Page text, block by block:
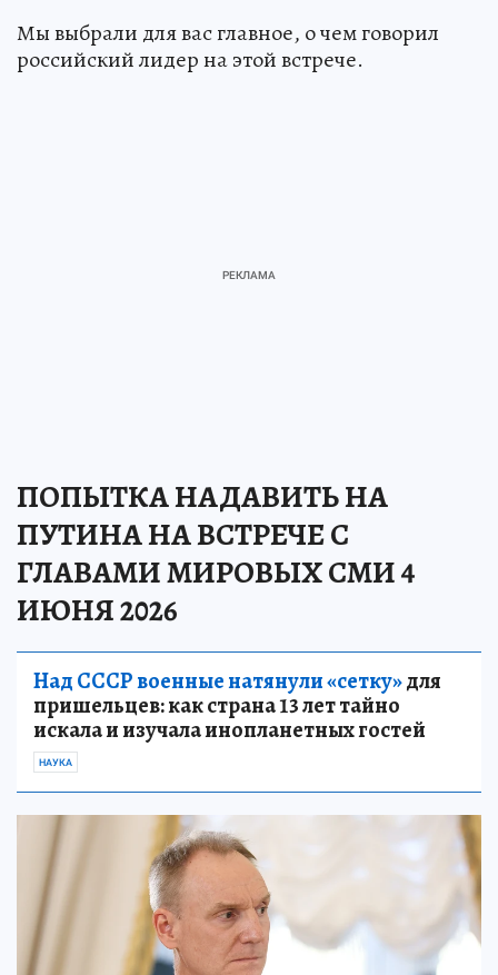
Мы выбрали для вас главное, о чем говорил
российский лидер на этой встрече.
ПОПЫТКА НАДАВИТЬ НА
ПУТИНА НА ВСТРЕЧЕ С
ГЛАВАМИ МИРОВЫХ СМИ 4
ИЮНЯ 2026
Над СССР военные натянули «сетку»для
пришельцев: как страна 13 лет тайно
искала и изучала инопланетных гостей
НАУКА